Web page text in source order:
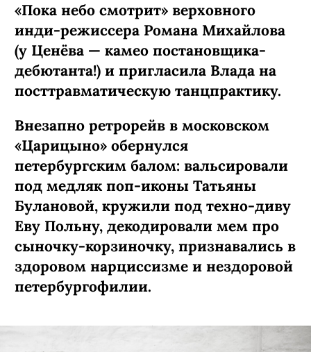
«Пока небо смотрит» верховного
инди-режиссера Романа Михайлова
(у Ценёва — камео постановщика-
дебютанта!) и пригласила Влада на
посттравматическую танцпрактику.
Внезапно ретрорейв в московском
«Царицыно» обернулся
петербургским балом: вальсировали
под медляк поп-иконы Татьяны
Булановой, кружили под техно-диву
Еву Польну, декодировали мем про
сыночку-­корзиночку, признавались в
здоровом нарциссизме и нездоровой
петербургофилии.